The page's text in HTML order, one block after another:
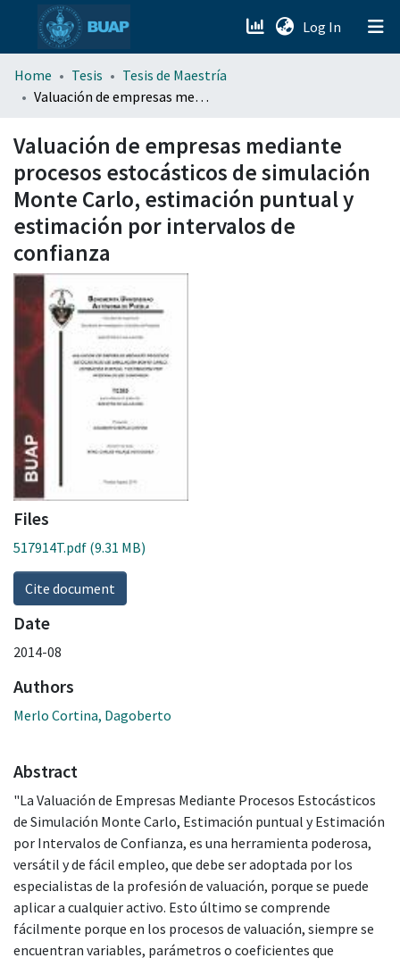
Log In (current)
menu.section.about_menu
Home Tesis
Tesis de Maestría
Valuación de empresas mediante procesos estocásticos de simulación Monte Carlo, estimación puntual y estimación por intervalos de confianza
Valuación de empresas mediante
procesos estocásticos de simulación
Monte Carlo, estimación puntual y
estimación por intervalos de
confianza
Files
517914T.pdf (9.31 MB)
Cite document
Date
2014-08
Authors
Merlo Cortina, Dagoberto
Abstract
"La Valuación de Empresas Mediante Procesos Estocásticos
de Simulación Monte Carlo, Estimación puntual y Estimación
por Intervalos de Confianza, es una herramienta poderosa,
versátil y de fácil empleo, que debe ser adoptada por los
especialistas de la profesión de valuación, porque se puede
aplicar a cualquier activo. Esto último se comprende
fácilmente porque en los procesos de valuación, siempre se
encuentran variables, parámetros o coeficientes que